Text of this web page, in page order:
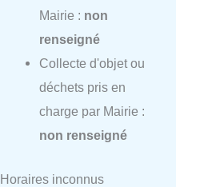
Mairie : non
renseigné
Collecte d'objet ou
déchets pris en
charge par Mairie :
non renseigné
Horaires inconnus